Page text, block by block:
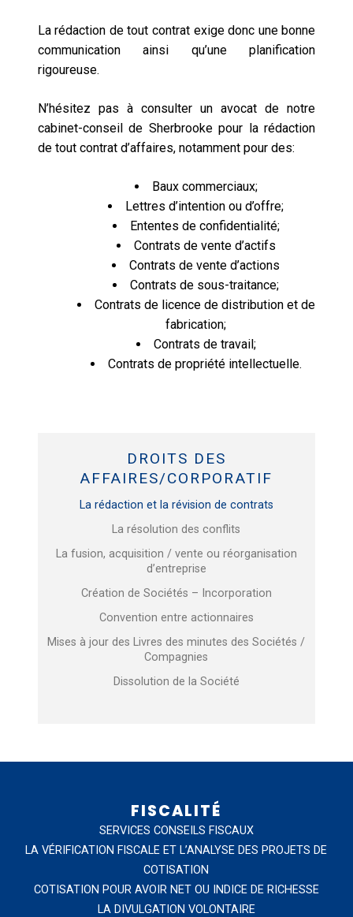
La rédaction de tout contrat exige donc une bonne
communication ainsi qu’une planification
rigoureuse.
N’hésitez pas à consulter un avocat de notre
cabinet-conseil de Sherbrooke pour la rédaction
de tout contrat d’affaires, notamment pour des:
Baux commerciaux;
Lettres d’intention ou d’offre;
Ententes de confidentialité;
Contrats de vente d’actifs
Contrats de vente d’actions
Contrats de sous-traitance;
Contrats de licence de distribution et de
fabrication;
Contrats de travail;
Contrats de propriété intellectuelle.
DROITS DES
AFFAIRES/CORPORATIF
La rédaction et la révision de contrats
La résolution des conflits
La fusion, acquisition / vente ou réorganisation
d’entreprise
Création de Sociétés – Incorporation
Convention entre actionnaires
Mises à jour des Livres des minutes des Sociétés /
Compagnies
Dissolution de la Société
FISCALITÉ
SERVICES CONSEILS FISCAUX
LA VÉRIFICATION FISCALE ET L’ANALYSE DES PROJETS DE
COTISATION
COTISATION POUR AVOIR NET OU INDICE DE RICHESSE
LA DIVULGATION VOLONTAIRE